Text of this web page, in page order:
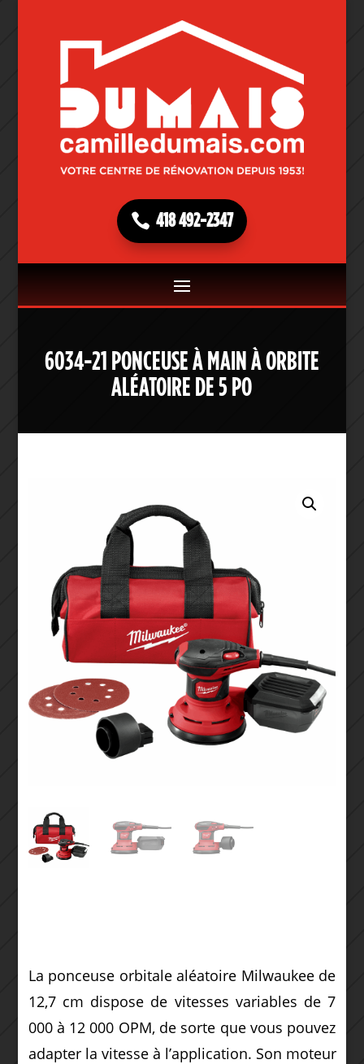
418 492-2347
6034-21 PONCEUSE À MAIN À ORBITE
ALÉATOIRE DE 5 PO
La ponceuse orbitale aléatoire Milwaukee de
12,7 cm dispose de vitesses variables de 7
000 à 12 000 OPM, de sorte que vous pouvez
adapter la vitesse à l’application. Son moteur